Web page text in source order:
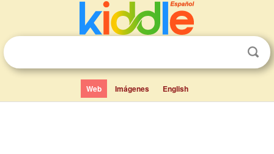
Web Imágenes English